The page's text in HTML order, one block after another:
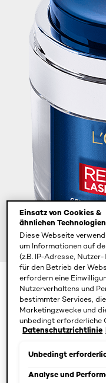
Einsatz von Cookies &
ähnlichen Technologien
Diese Webseite
um Informationen auf
(z.B. IP-Adresse,
für den Betrieb der
erfordern eine
Nutzerverhaltens und
bestimmter Services,
Marketingzwecke und
unbedingt erforderliche
akzeptieren") oder
ebenfalls möglich und
angepasst werden. Für
Datenschutzrichtlinie
Unbedingt
Analyse und